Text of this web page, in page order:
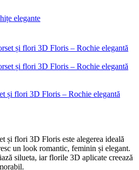
elegante
și flori 3D Floris – Rochie elegantă
și flori 3D Floris este alegerea ideală
un look romantic, feminin și elegant.
silueta, iar florile 3D aplicate creează